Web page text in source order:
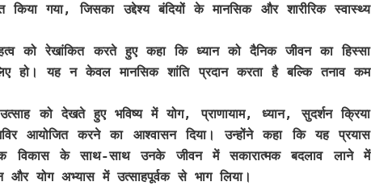
गया, जिसका उद्देश्य बंदियों के मानसिक और शारीरिक स्वास्थ्य
को रेखांकित करते हुए कहा कि ध्यान को दैनिक जीवन का हिस्सा
हो। यह न केवल मानसिक शांति प्रदान करता है बल्कि तनाव कम
को देखते हुए भविष्य में योग, प्राणायाम, ध्यान, सुदर्शन क्रिया
आयोजित करने का आश्वासन दिया। उन्होंने कहा कि यह प्रयास
विकास के साथ-साथ उनके जीवन में सकारात्मक बदलाव लाने में
और योग अभ्यास में उत्साहपूर्वक से भाग लिया।